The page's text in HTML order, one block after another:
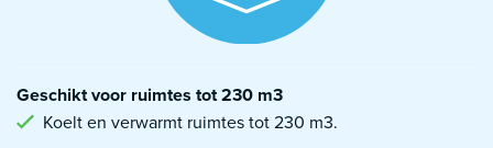
Geschikt voor ruimtes tot 230 m3
Koelt en verwarmt ruimtes tot 230 m3.